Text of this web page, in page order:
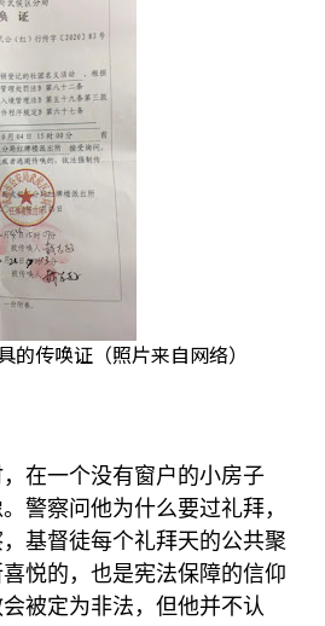
的传唤证（照片来自网络）
在一个没有窗户的小房子
警察问他为什么要过礼拜，
基督徒每个礼拜天的公共聚
悦的，也是宪法保障的信仰
被定为非法，但他并不认